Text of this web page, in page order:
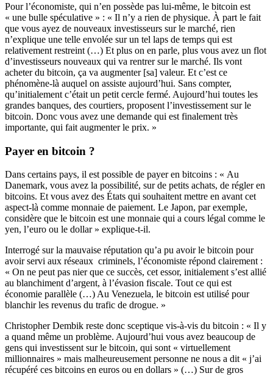
Pour l’économiste, qui n’en possède pas lui-même, le bitcoin est
« une bulle spéculative » : « Il n’y a rien de physique. À part le fait
que vous ayez de nouveaux investisseurs sur le marché, rien
n’explique une telle envolée sur un tel laps de temps qui est
relativement restreint (…) Et plus on en parle, plus vous avez un flot
d’investisseurs nouveaux qui va rentrer sur le marché. Ils vont
acheter du bitcoin, ça va augmenter [sa] valeur. Et c’est ce
phénomène-là auquel on assiste aujourd’hui. Sans compter,
qu’initialement c’était un petit cercle fermé. Aujourd’hui toutes les
grandes banques, des courtiers, proposent l’investissement sur le
bitcoin. Donc vous avez une demande qui est finalement très
importante, qui fait augmenter le prix. »
Payer en bitcoin ?
Dans certains pays, il est possible de payer en bitcoins : « Au
Danemark, vous avez la possibilité, sur de petits achats, de régler en
bitcoins. Et vous avez des États qui souhaitent mettre en avant cet
aspect-là comme monnaie de paiement. Le Japon, par exemple,
considère que le bitcoin est une monnaie qui a cours légal comme le
yen, l’euro ou le dollar » explique-t-il.
Interrogé sur la mauvaise réputation qu’a pu avoir le bitcoin pour
avoir servi aux réseaux criminels, l’économiste répond clairement :
« On ne peut pas nier que ce succès, cet essor, initialement s’est allié
au blanchiment d’argent, à l’évasion fiscale. Tout ce qui est
économie parallèle (…) Au Venezuela, le bitcoin est utilisé pour
blanchir les revenus du trafic de drogue. »
Christopher Dembik reste donc sceptique vis-à-vis du bitcoin : « Il y
a quand même un problème. Aujourd’hui vous avez beaucoup de
gens qui investissent sur le bitcoin, qui sont « virtuellement
millionnaires » mais malheureusement personne ne nous a dit « j’ai
récupéré ces bitcoins en euros ou en dollars » (…) Sur de gros